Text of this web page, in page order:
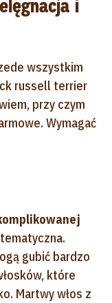
i
wszystkim
russell terrier
przy czym
Wymagać
gubić bardzo
które
Martwy włos z